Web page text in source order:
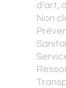
d’art,
Non